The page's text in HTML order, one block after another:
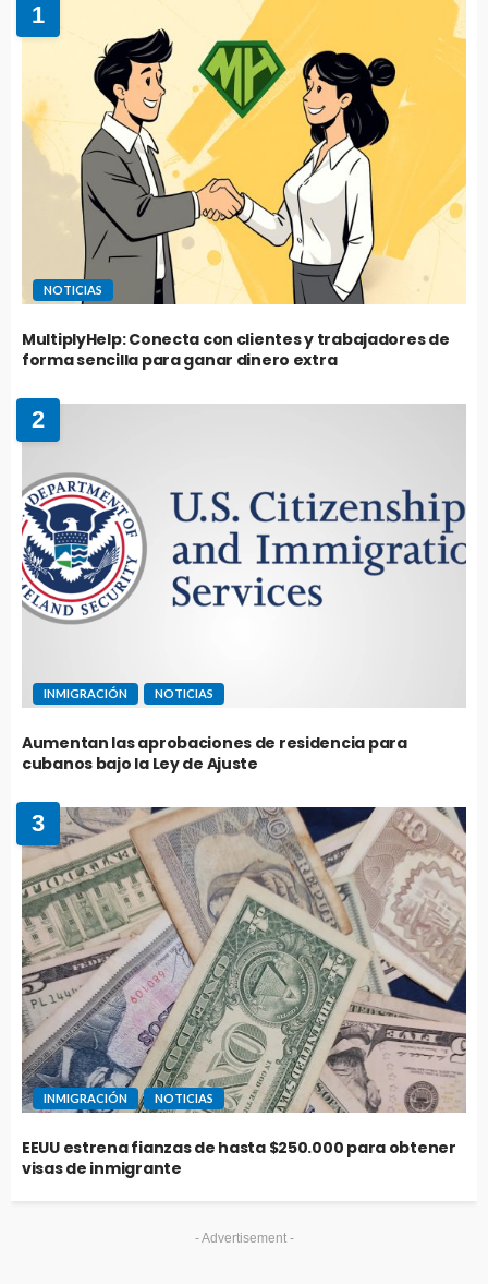
1
NOTICIAS
MultiplyHelp: Conecta con clientes y trabajadores de
forma sencilla para ganar dinero extra
2
INMIGRACIÓN NOTICIAS
Aumentan las aprobaciones de residencia para
cubanos bajo la Ley de Ajuste
3
INMIGRACIÓN NOTICIAS
EEUU estrena fianzas de hasta $250.000 para obtener
visas de inmigrante
- Advertisement -